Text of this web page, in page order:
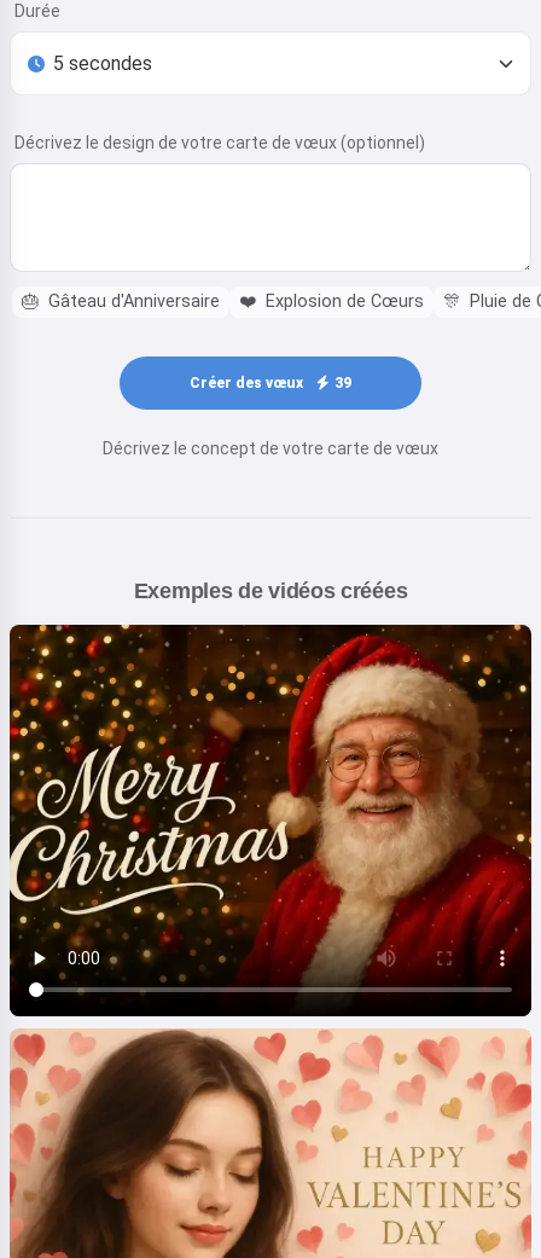
Durée
Décrivez le design de votre carte de vœux (optionnel)
🎂 Gâteau d'Anniversaire ❤️ Explosion de Cœurs 🎊 Pluie
Créer des vœux 39
Décrivez le concept de votre carte de vœux
Exemples de vidéos créées